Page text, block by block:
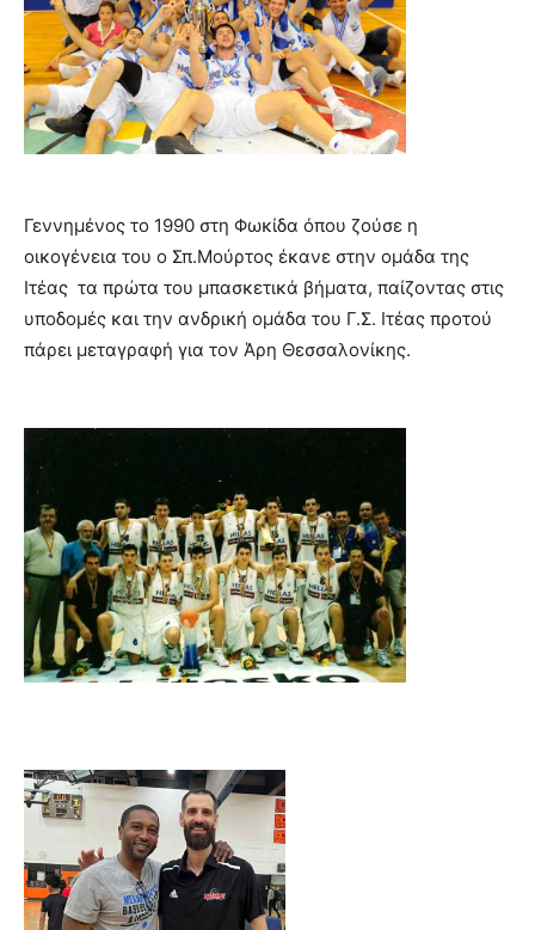
Γεννημένος το 1990 στη Φωκίδα όπου ζούσε η
οικογένεια του ο Σπ.Μούρτος έκανε στην ομάδα της
Ιτέας τα πρώτα του μπασκετικά βήματα, παίζοντας στις
υποδομές και την ανδρική ομάδα του Γ.Σ. Ιτέας προτού
πάρει μεταγραφή για τον Άρη Θεσσαλονίκης.